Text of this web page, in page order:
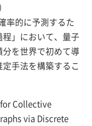
率的に予測するた
」において、量子
を世界で初めて導
手法を構築するこ
Collective
via Discrete